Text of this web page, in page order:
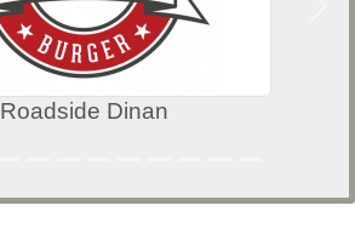
Roadside Dinan